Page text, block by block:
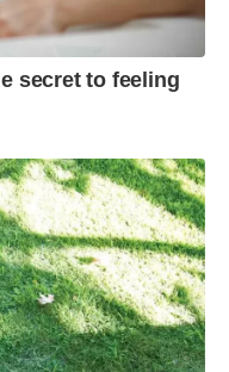
secret to feeling